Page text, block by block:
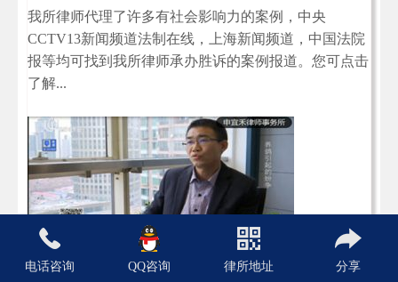
我所律师代理了许多有社会影响力的案例，中央
CCTV13新闻频道法制在线，上海新闻频道，中国法院
报等均可找到我所律师承办胜诉的案例报道。您可点击
了解...
近期文章
电话咨询 QQ咨询 律所地址 分享